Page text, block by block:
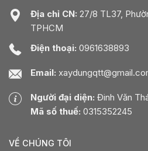
Địa chỉ CN: 27/8 TL37,
TPHCM
Điện thoại: 0961638893
Email:
Người đại diện: Đinh Văn
Mã số thuế: 0315352245
VỀ CHÚNG TÔI